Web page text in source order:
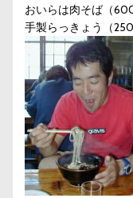
おいらは肉そば（
手製らっきょう（250